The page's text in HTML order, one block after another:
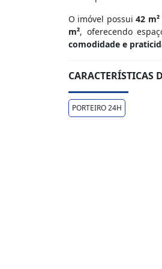
O imóvel possui42
m², oferecendo
comodidade e
CARACTERÍSTICAS
PORTEIRO 24H